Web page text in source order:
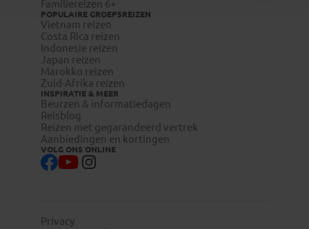
Familiereizen 6+
POPULAIRE GROEPSREIZEN
Vietnam reizen
Costa Rica reizen
Indonesie reizen
Japan reizen
Marokko reizen
Zuid-Afrika reizen
INSPIRATIE & MEER
Beurzen & informatiedagen
Reisblog
Reizen met gegarandeerd vertrek
Aanbiedingen en kortingen
VOLG ONS ONLINE
Privacy